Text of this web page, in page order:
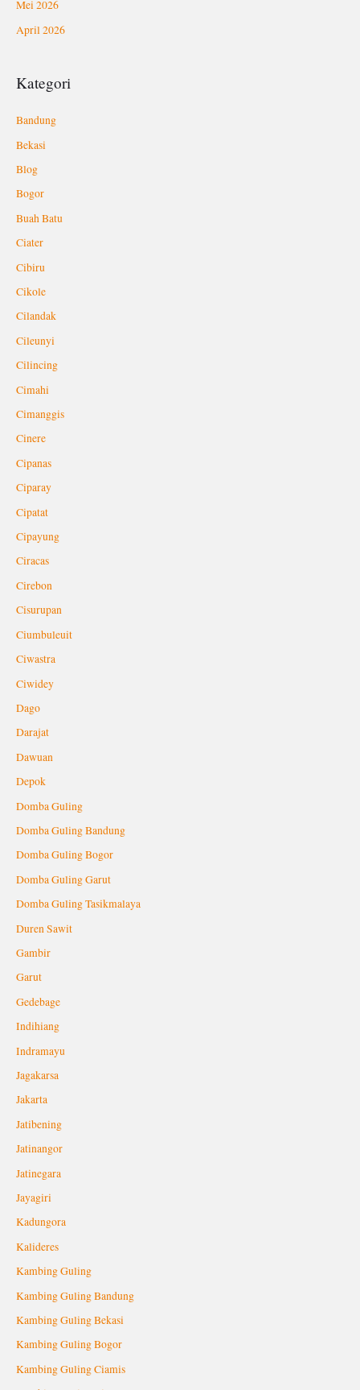
Mei 2026
April 2026
Kategori
Bandung
Bekasi
Blog
Bogor
Buah Batu
Ciater
Cibiru
Cikole
Cilandak
Cileunyi
Cilincing
Cimahi
Cimanggis
Cinere
Cipanas
Ciparay
Cipatat
Cipayung
Ciracas
Cirebon
Cisurupan
Ciumbuleuit
Ciwastra
Ciwidey
Dago
Darajat
Dawuan
Depok
Domba Guling
Domba Guling Bandung
Domba Guling Bogor
Domba Guling Garut
Domba Guling Tasikmalaya
Duren Sawit
Gambir
Garut
Gedebage
Indihiang
Indramayu
Jagakarsa
Jakarta
Jatibening
Jatinangor
Jatinegara
Jayagiri
Kadungora
Kalideres
Kambing Guling
Kambing Guling Bandung
Kambing Guling Bekasi
Kambing Guling Bogor
Kambing Guling Ciamis